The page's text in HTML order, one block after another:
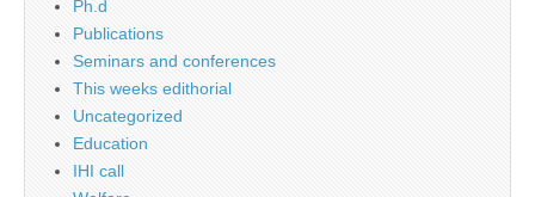
Ph.d
Publications
Seminars and conferences
This weeks edithorial
Uncategorized
Education
IHI call